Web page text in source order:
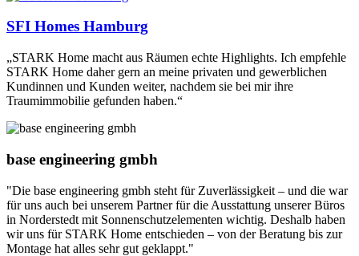
SFI Homes Hamburg
„STARK Home macht aus Räumen echte Highlights. Ich empfehle
STARK Home daher gern an meine privaten und gewerblichen
Kundinnen und Kunden weiter, nachdem sie bei mir ihre
Traumimmobilie gefunden haben.“
base engineering gmbh
"Die base engineering gmbh steht für Zuverlässigkeit – und die war
für uns auch bei unserem Partner für die Ausstattung unserer Büros
in Norderstedt mit Sonnenschutzelementen wichtig. Deshalb haben
wir uns für STARK Home entschieden – von der Beratung bis zur
Montage hat alles sehr gut geklappt."